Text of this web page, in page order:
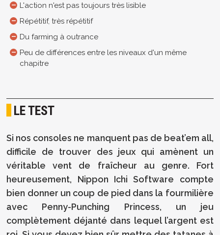
L'action n'est pas toujours très lisible
Répétitif, très répétitif
Du farming à outrance
Peu de différences entre les niveaux d'un même
chapitre
LE TEST
Si nos consoles ne manquent pas de beat’em all,
difficile de trouver des jeux qui amènent un
véritable vent de fraîcheur au genre. Fort
heureusement, Nippon Ichi Software compte
bien donner un coup de pied dans la fourmilière
avec Penny-Punching Princess, un jeu
complètement déjanté dans lequel l’argent est